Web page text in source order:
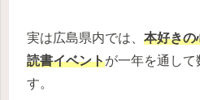
実は広島県内では、 本好きの
読書イベントが一年を通して
す。